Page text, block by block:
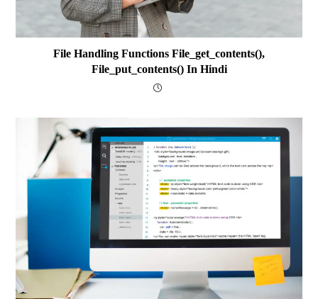
File Handling Functions File_get_contents(),
File_put_contents() In Hindi